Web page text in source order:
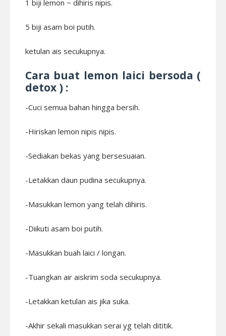
1 biji lemon ~ dihiris nipis.
5 biji asam boi putih.
ketulan ais secukupnya.
Cara buat lemon laici bersoda (
detox ) :
-Cuci semua bahan hingga bersih.
-Hiriskan lemon nipis nipis.
-Sediakan bekas yang bersesuaian.
-Letakkan daun pudina secukupnya.
-Masukkan lemon yang telah dihiris.
-Diikuti asam boi putih.
-Masukkan buah laici / longan.
-Tuangkan air aiskrim soda secukupnya.
-Letakkan ketulan ais jika suka.
-Akhir sekali masukkan serai yg telah dititik.